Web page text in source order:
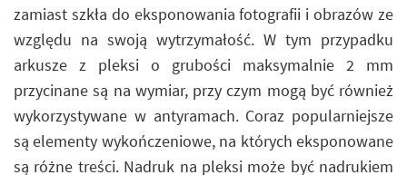
zamiast szkła do eksponowania fotografii i obrazów ze
względu na swoją wytrzymałość. W tym przypadku
arkusze z pleksi o grubości maksymalnie 2 mm
przycinane są na wymiar, przy czym mogą być również
wykorzystywane w antyramach. Coraz popularniejsze
są elementy wykończeniowe, na których eksponowane
są różne treści. Nadruk na pleksi może być nadrukiem